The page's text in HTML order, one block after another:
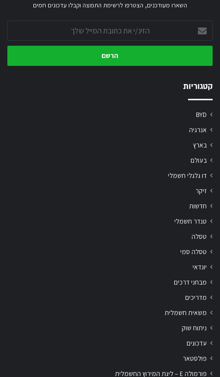
השארו מעודכנים, הצטרפו לרשימת התפוצה וקבלו עדכונים חמים
את
כתובת
שלך
קטגוריות
BYD
אנרגיה
בארץ
בעולם
דו גלגלי חשמלי
זיקר
חדשות
טנדר חשמלי
טסלה
טסלה סמי
יונדאי
מבחני דרכים
מדריכים
משאית חשמלית
ניתוח שוק
עדכונים
פולסטאר
פורמולה E – ליגת המירוץ החשמלית